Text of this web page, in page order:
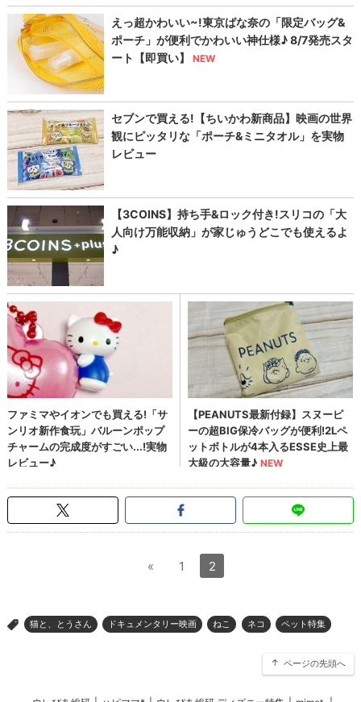
« 1 2
> 猫と、とうさん ドキュメンタリー映画 ねこ ネコ ペット特集
ページの先頭へ